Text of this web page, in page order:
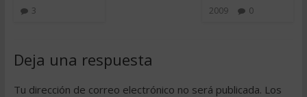
3
2009
0
Deja una respuesta
Tu dirección de correo electrónico no será publicada. Los